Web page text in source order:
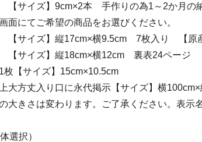
サイズ】9cm×2本 手作りの為1～2か月の
面にてご希望の商品をお選びください。
【サイズ】縦17cm×横9.5cm 7枚入り 【原
サイズ】縦18cm×横12cm 裏表24ページ
【サイズ】15cm×10.5cm
大方丈入り口に永代掲示【サイズ】横100cm×
大きさは変わります。ご了承ください。表示
選択）